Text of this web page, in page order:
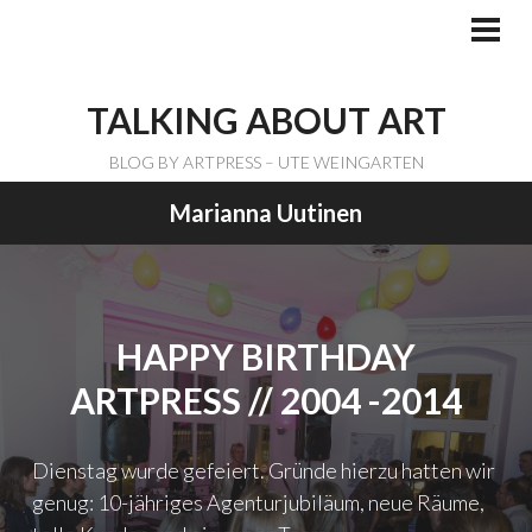
TALKING ABOUT ART
BLOG BY ARTPRESS – UTE WEINGARTEN
Marianna Uutinen
HAPPY BIRTHDAY
ARTPRESS // 2004 -2014
Dienstag wurde gefeiert. Gründe hierzu hatten wir
genug: 10-jähriges Agenturjubiläum, neue Räume,